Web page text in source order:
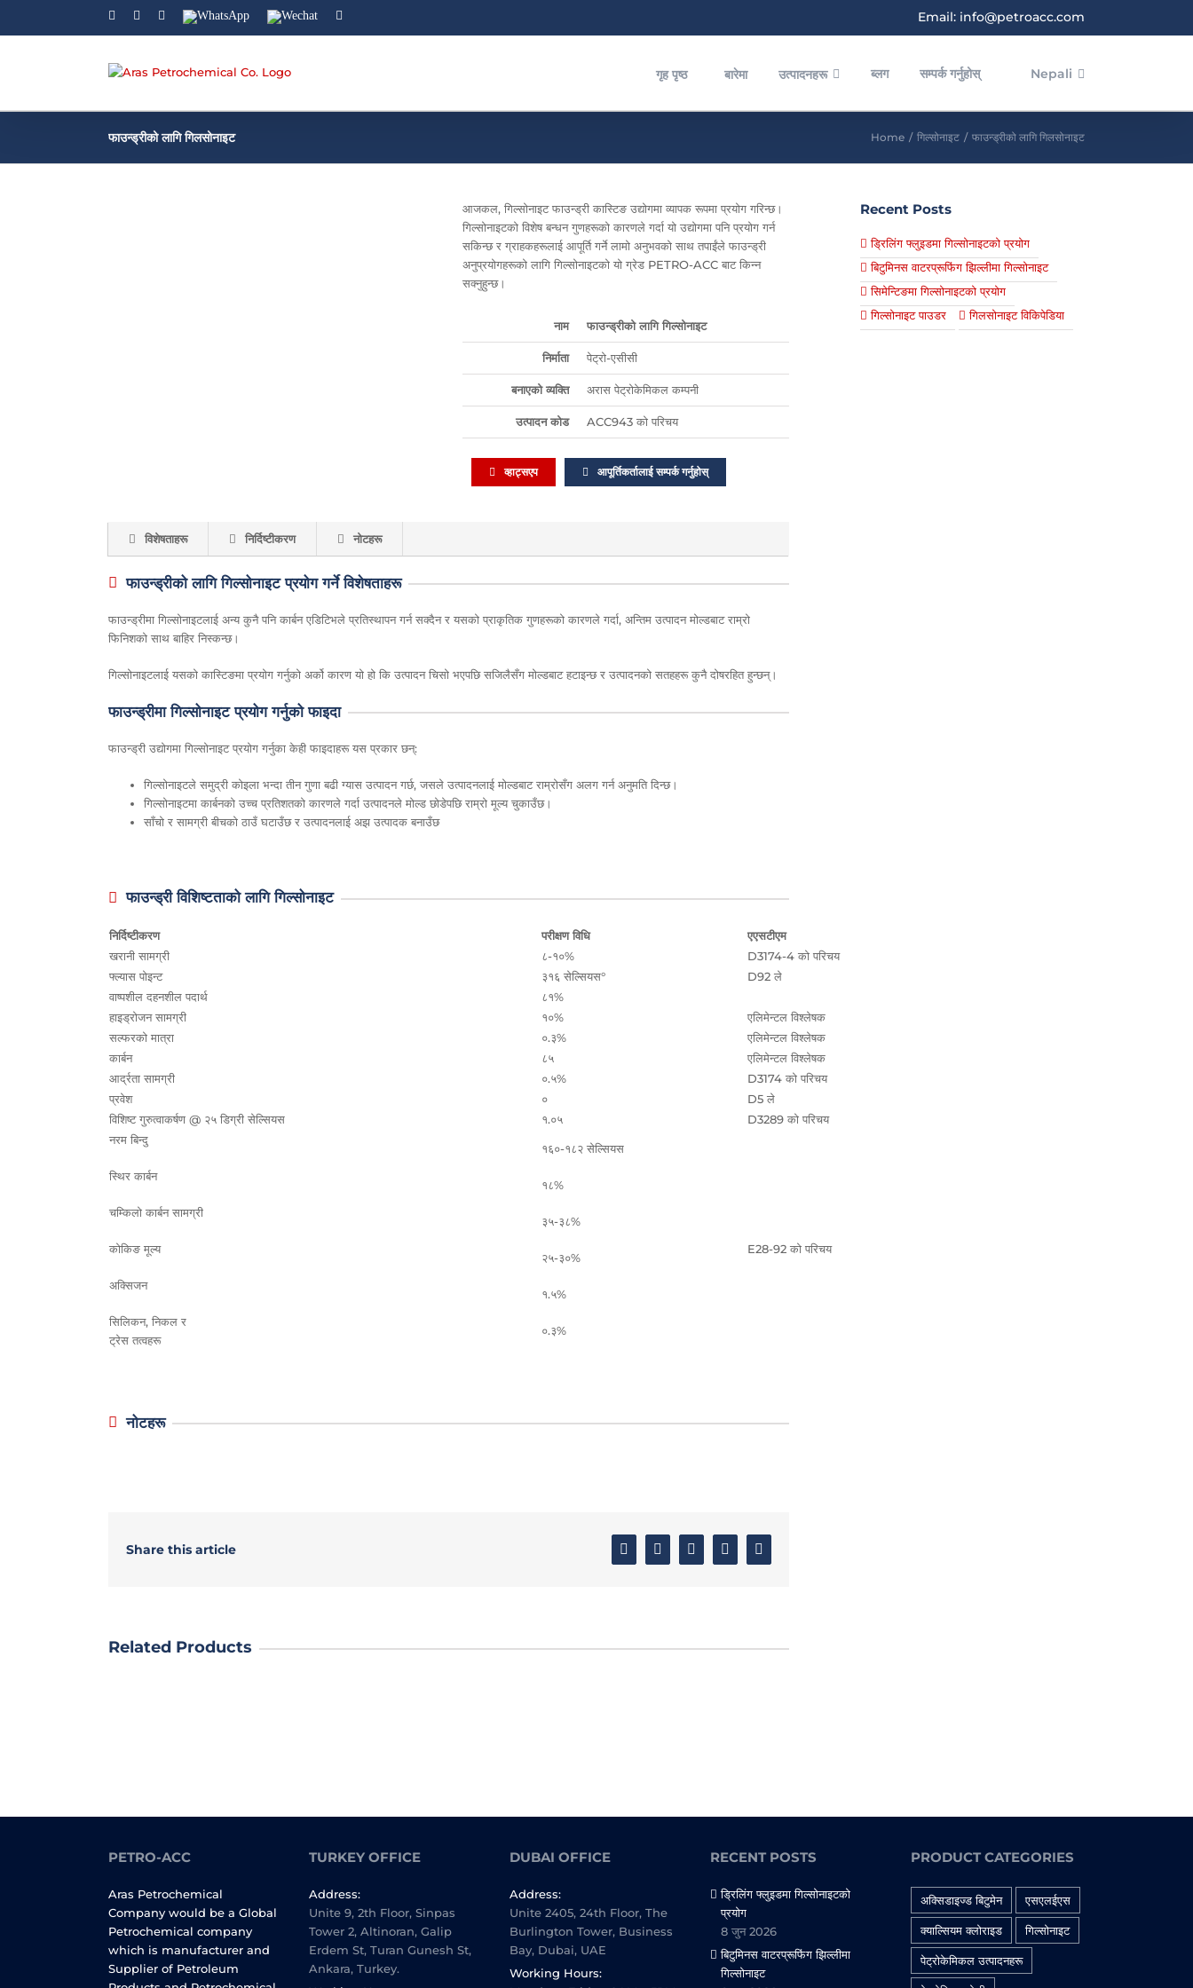
FacebookLinkedinInstagram
WhatsApp Wechat Email: info@petroacc.com
गृह पृष्ठ बारेमा उत्पादनहरू ब्लग सम्पर्क गर्नुहोस् Nepali
फाउन्ड्रीको लागि गिलसोनाइट Home / गिल्सोनाइट / फाउन्ड्रीको लागि गिलसोनाइट
आजकल, गिल्सोनाइट फाउन्ड्री कास्टिङ उद्योगमा व्यापक रूपमा प्रयोग गरिन्छ।
गिल्सोनाइटको विशेष बन्धन गुणहरूको कारणले गर्दा यो उद्योगमा पनि प्रयोग गर्न
सकिन्छ र ग्राहकहरूलाई आपूर्ति गर्ने लामो अनुभवको साथ तपाईंले फाउन्ड्री
अनुप्रयोगहरूको लागि गिल्सोनाइटको यो ग्रेड PETRO-ACC बाट किन्न
सक्नुहुन्छ।
नाम फाउन्ड्रीको लागि गिल्सोनाइट
निर्माता पेट्रो-एसीसी
बनाएको व्यक्ति अरास पेट्रोकेमिकल कम्पनी
उत्पादन कोड ACC943 को परिचय
व्हाट्सएप आपूर्तिकर्तालाई सम्पर्क गर्नुहोस्
विशेषताहरू निर्दिष्टीकरण नोटहरू
फाउन्ड्रीको लागि गिल्सोनाइट प्रयोग गर्ने विशेषताहरू
फाउन्ड्रीमा गिल्सोनाइटलाई अन्य कुनै पनि कार्बन एडिटिभले प्रतिस्थापन गर्न सक्दैन र यसको प्राकृतिक गुणहरूको कारणले गर्दा, अन्तिम उत्पादन मोल्डबाट राम्रो
फिनिशको साथ बाहिर निस्कन्छ।
गिल्सोनाइटलाई यसको कास्टिङमा प्रयोग गर्नुको अर्को कारण यो हो कि उत्पादन चिसो भएपछि सजिलैसँग मोल्डबाट हटाइन्छ र उत्पादनको सतहहरू कुनै दोषरहित हुन्छन्।
फाउन्ड्रीमा गिल्सोनाइट प्रयोग गर्नुको फाइदा
फाउन्ड्री उद्योगमा गिल्सोनाइट प्रयोग गर्नुका केही फाइदाहरू यस प्रकार छन्:
गिल्सोनाइटले समुद्री कोइला भन्दा तीन गुणा बढी ग्यास उत्पादन गर्छ, जसले उत्पादनलाई मोल्डबाट राम्रोसँग अलग गर्न अनुमति दिन्छ।
गिल्सोनाइटमा कार्बनको उच्च प्रतिशतको कारणले गर्दा उत्पादनले मोल्ड छोडेपछि राम्रो मूल्य चुकाउँछ।
साँचो र सामग्री बीचको ठाउँ घटाउँछ र उत्पादनलाई अझ उत्पादक बनाउँछ
फाउन्ड्री विशिष्टताको लागि गिल्सोनाइट
निर्दिष्टीकरण परीक्षण विधि
एएसटीएम
खरानी सामग्री
८-१०%
D3174-4 को परिचय
फ्ल्यास पोइन्ट
३१६ सेल्सियस°
D92 ले
वाष्पशील दहनशील पदार्थ
८१%
हाइड्रोजन सामग्री
१०%
एलिमेन्टल विश्लेषक
सल्फरको मात्रा
०.३%
एलिमेन्टल विश्लेषक
कार्बन
८५
एलिमेन्टल विश्लेषक
आर्द्रता सामग्री
०.५%
D3174 को परिचय
प्रवेश
०
D5 ले
विशिष्ट गुरुत्वाकर्षण @ २५ डिग्री सेल्सियस
१.०५
D3289 को परिचय
नरम बिन्दु
स्थिर कार्बन
चम्किलो कार्बन सामग्री
कोकिङ मूल्य
अक्सिजन
सिलिकन, निकल र
ट्रेस तत्वहरू
१६०-१८२ सेल्सियस
१८%
३५-३८%
२५-३०%
१.५%
०.३%
E28-92 को परिचय
नोटहरू
Share this article FacebookTwitter LinkedinGoogle+
Related Products
Recent Posts
ड्रिलिंग फ्लुइडमा गिल्सोनाइटको प्रयोग
बिटुमिनस वाटरप्रूफिंग झिल्लीमा गिल्सोनाइट
सिमेन्टिङमा गिल्सोनाइटको प्रयोग
गिल्सोनाइट पाउडर
गिलसोनाइट विकिपेडिया
PETRO-ACC
Aras Petrochemical
Company would be a Global
Petrochemical company
which is manufacturer and
Supplier of Petroleum
TURKEY OFFICE
Address:
Unite 9, 2th Floor, Sinpas
Tower 2, Altinoran, Galip
Erdem St, Turan Gunesh St,
Ankara, Turkey.
DUBAI OFFICE
Address:
Unite 2405, 24th Floor, The
Burlington Tower, Business
Bay, Dubai, UAE
Working Hours:
RECENT POSTS
ड्रिलिंग फ्लुइडमा गिल्सोनाइटको
प्रयोग
8 जुन 2026
बिटुमिनस वाटरप्रूफिंग झिल्लीमा
गिल्सोनाइट
PRODUCT CATEGORIES
अक्सिडाइज्ड बिटुमेन एसएलईएस
क्याल्सियम क्लोराइड गिल्सोनाइट
पेट्रोकेमिकल उत्पादनहरू